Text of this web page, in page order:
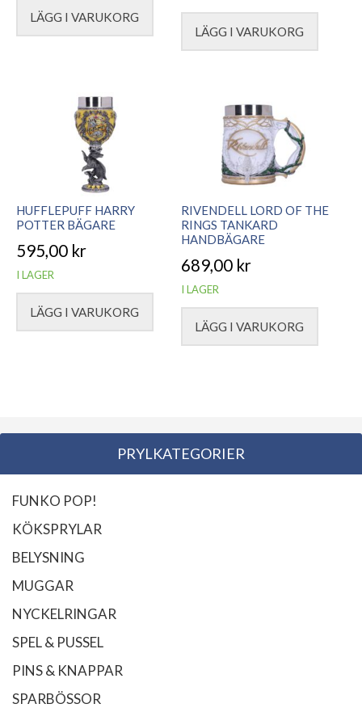
LÄGG I VARUKORG
LÄGG I VARUKORG
HUFFLEPUFF HARRY
POTTER BÄGARE
595,00 kr
I LAGER
LÄGG I VARUKORG
RIVENDELL LORD OF THE
RINGS TANKARD
HANDBÄGARE
689,00 kr
I LAGER
LÄGG I VARUKORG
PRYLKATEGORIER
FUNKO POP!
KÖKSPRYLAR
BELYSNING
MUGGAR
NYCKELRINGAR
SPEL & PUSSEL
PINS & KNAPPAR
SPARBÖSSOR